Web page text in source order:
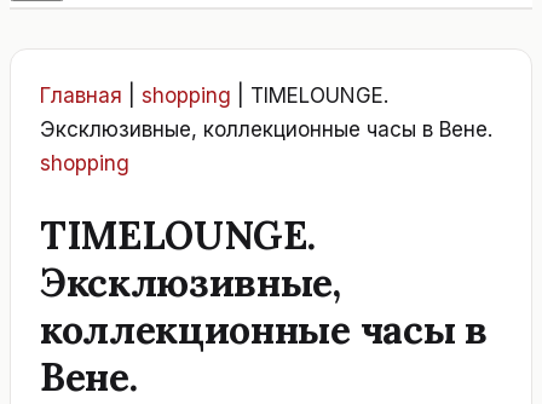
Главная shopping
TIMELOUNGE.
Эксклюзивные, коллекционные часы в Вене.
shopping
TIMELOUNGE.
Эксклюзивные,
коллекционные часы в
Вене.